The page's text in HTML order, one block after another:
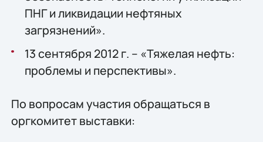
ПНГ и ликвидации нефтяных
загрязнений».
13 сентября 2012 г. – «Тяжелая нефть:
проблемы и перспективы».
По вопросам участия обращаться в
оргкомитет выставки: